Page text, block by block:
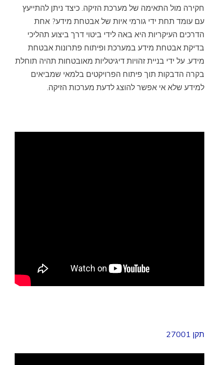
חקירה מול התאימה של מערכת הזיקה. כיצד ניתן להתייעץ
עם עומד תחת ידי גורמי איות של אבטחת מידע? אחת
הדרכים העיקריות היא באה לידי ביטוי דרך ביצוע תהליכי
בדיקת אבטחת מידע במערכת ופיתוח פתרונות אבטחת
מידע. על ידי בניית זהויות דיגיטליות מאובטחות תהיה תוחלת
בקרה הדבקות תוך פיתוח הפרויקטים בלמאי שמביאים
למידע שלא אי אפשר להוצג לדעת מערכות הזיקה.
תקן 27001